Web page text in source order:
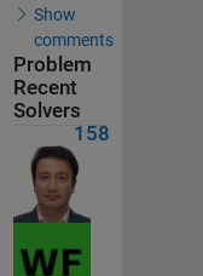
Show
comments
Problem
Recent
Solvers
158